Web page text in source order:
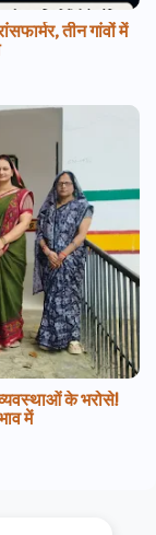
तीन गांवों में
के भरोसे!
में